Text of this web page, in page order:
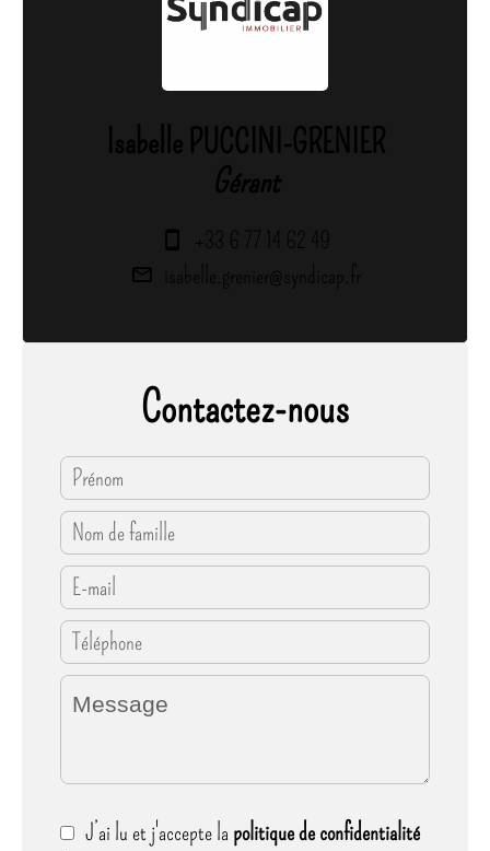
Isabelle PUCCINI-GRENIER
Gérant
+33 6 77 14 62 49
isabelle.grenier@syndicap.fr
Contactez-nous
J’ai lu et j'accepte la politique de confidentialité